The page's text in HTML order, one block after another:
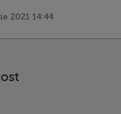
2021 14:44